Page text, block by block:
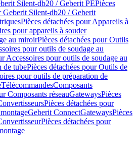
Silent-db20 / Geberit PEPièces
Geberit Silent-db20 / Geberit
Pièces détachées pour Appareils à
pour appareils à souder
au miroirPièces détachées pour Outils
pour outils de soudage au
Accessoires pour outils de soudage au
de tubePièces détachées pour Outils de
pour outils de préparation de
TélécommandesComposants
Composants réseauGatewaysPièces
Pièces détachées pour
Geberit ConnectGatewaysPièces
Pièces détachées pour